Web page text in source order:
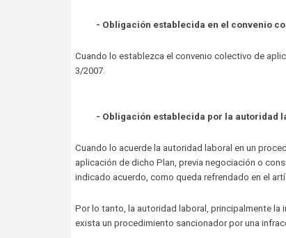
- Obligación establecida en el convenio
Cuando lo establezca el convenio colectivo de
3/2007.
- Obligación establecida por la autoridad
Cuando lo acuerde la autoridad laboral en un
aplicación de dicho Plan, previa negociación o
indicado acuerdo, como queda refrendado en el
Por lo tanto, la autoridad laboral, principalmente la
exista un procedimiento sancionador por una